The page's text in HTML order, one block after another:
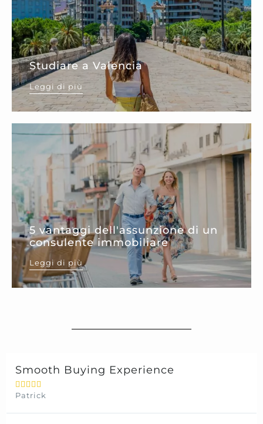
Studiare a Valencia
Leggi di più
5 vantaggi dell'assunzione di un
consulente immobiliare
Leggi di più
Smooth Buying Experience
    
Patrick